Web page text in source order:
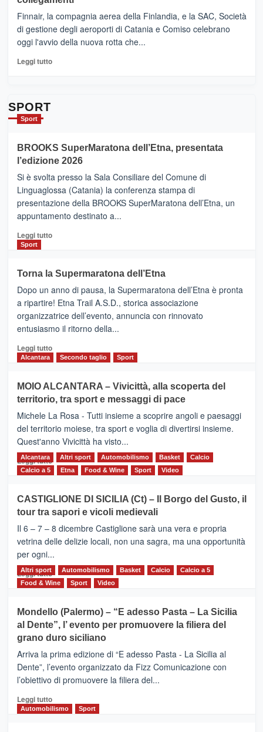
–
Ci
siamo
quasi….
pronti
per
Finnair, la compagnia aerea della Finlandia, e la SAC, Società
di gestione degli aeroporti di Catania e Comiso celebrano
oggi l'avvio della nuova rotta che...
Leggi tuttoLeggi
con
la
Al
via
i
collegamenti
SPORT
Sport
BROOKS SuperMaratona dell’Etna, presentata
l’edizione 2026
Si è svolta presso la Sala Consiliare del Comune di
Linguaglossa (Catania) la conferenza stampa di
presentazione della BROOKS SuperMaratona dell’Etna, un
appuntamento destinato a...
Leggi tuttoLeggi
BROOKS
SuperMaratona
dell’Etna,
presentata
l’edizione
2026
Sport
Torna la Supermaratona dell’Etna
Dopo un anno di pausa, la Supermaratona dell’Etna è pronta
a ripartire! Etna Trail A.S.D., storica associazione
organizzatrice dell’evento, annuncia con rinnovato
entusiasmo il ritorno della...
Leggi tuttoLeggi
Torna
la
Supermaratona
dell’Etna
Alcantara Secondo taglio Sport
MOIO ALCANTARA – Vivicittà, alla scoperta del
territorio, tra sport e messaggi di pace
Michele La Rosa - Tutti insieme a scoprire angoli e paesaggi
del territorio moiese, tra sport e voglia di divertirsi insieme.
Quest'anno Vivicittà ha visto...
Leggi tutto Leggi
MOIO
ALCANTARA
–
Vivicittà,
alla
scoperta
del
territorio,
e
messaggi
di
Alcantara Altri sport Automobilismo Basket
Calcio
Calcio a 5
Etna Food & Wine Sport Video
CASTIGLIONE DI SICILIA (Ct) – Il Borgo del Gusto, il
tour tra sapori e vicoli medievali
Il 6 – 7 – 8 dicembre Castiglione sarà una vera e propria
vetrina delle delizie locali, non una sagra, ma una opportunità
per ogni...
Leggi tuttoLeggi
di
CASTIGLIONE
DI
SICILIA
(Ct)
–
Il
Borgo
Gusto,
il
Altri sport Automobilismo Basket Calcio
Calcio a 5
Food & Wine
Sport Video
Mondello (Palermo) – “E adesso Pasta – La Sicilia
al Dente”, l’ evento per promuovere la filiera del
grano duro siciliano
Arriva la prima edizione di “E adesso Pasta - La Sicilia al
Dente”, l’evento organizzato da Fizz Comunicazione con
l’obiettivo di promuovere la filiera del...
Leggi tuttoLeggi
di
Automobilismo Sport